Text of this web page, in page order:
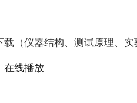
载（仪器结构、测试原理、实
在线播放